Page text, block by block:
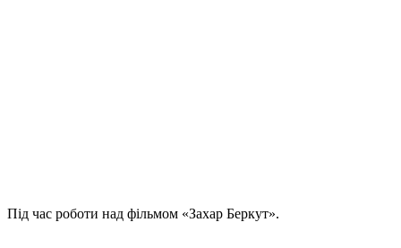
Під час роботи над фільмом «Захар Беркут».